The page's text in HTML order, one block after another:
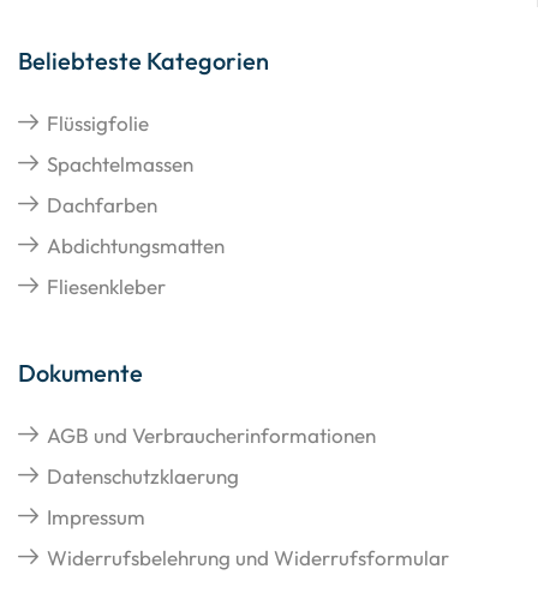
Beliebteste Kategorien
Flüssigfolie
Spachtelmassen
Dachfarben
Abdichtungsmatten
Fliesenkleber
Dokumente
AGB und Verbraucherinformationen
Datenschutzklaerung
Impressum
Widerrufsbelehrung und Widerrufsformular